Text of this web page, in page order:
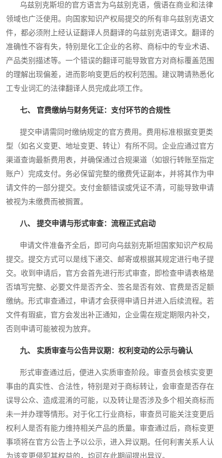
乌兹别克斯坦的官方语言为乌兹别克语，俄语在商业和法律
领域也广泛使用。向国家知识产权局提交的所有非乌兹别克语文
件，都必须附上经认证翻译人员翻译的乌兹别克语译文。翻译的
准确性不容有失，特别是化工企业的名称、商标中的专业术语、
产品类别描述等。一个错误的翻译可能导致官方对商标覆盖范围
的理解出现偏差，进而影响变更后的权利范围。建议聘请熟悉化
工专业词汇的法律翻译人员完成此项工作。
七、 官费缴纳与财务凭证：支付环节的合规性
提交申请需同时缴纳规定的官方费用。费用标准根据变更类
型（如名义变更、地址变更、转让）有所不同。企业应通过官方
渠道查询最新费用表，并确保通过合规渠道（如银行转账至指定
账户）完成支付。务必保留完整的缴费凭证副本，并将其作为申
请文件的一部分提交。支付金额错误或凭证不清，可能导致申请
被视为未缴费而被搁置。
八、 提交申请与形式审查：流程正式启动
申请文件准备齐全后，即可向乌兹别克斯坦国家知识产权局
提交。提交方式可以是线下递交、邮寄或根据其规定进行电子提
交。收到申请后，官方会首先进行形式审查，即检查申请表格是
否填写完整、必要文件是否齐全、签名是否有效、官费是否足额
缴纳。形式审查通过，申请才会获得申请日并进入后续流程。若
文件有瑕疵，官方会发出补正通知，企业需在规定期限内补交，
否则申请可能被视为放弃。
九、 实质审查与公告异议期：权利变动的公示与确认
形式审查通过后，便进入实质审查阶段。审查员会核实变更
事由的真实性、合法性，特别是对于商标转让，会审查是否存在
误导公众、造成混淆的可能，以及转让是否涉及多个相关商标而
未一并办理等情形。对于化工行业商标，审查员可能关注变更后
权利人是否有能力维持相关产品的质量。审查通过后，商标变更
事项将在官方公告上予以公示，进入异议期。任何利害关系人认
为该变更侵犯其权益的，均可在此期间提出异议。